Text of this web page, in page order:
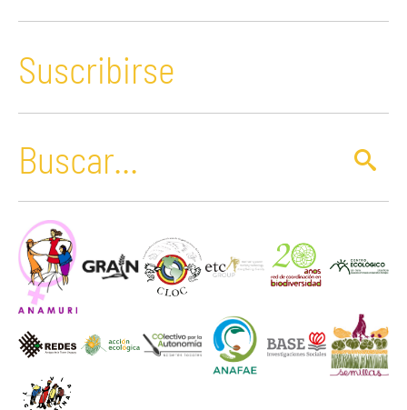
Suscribirse